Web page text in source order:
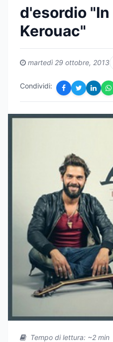
d'esordio
Kerouac"
martedì 29 ottobre, 2013
Condividi:
Tempo di lettura: ~2 min